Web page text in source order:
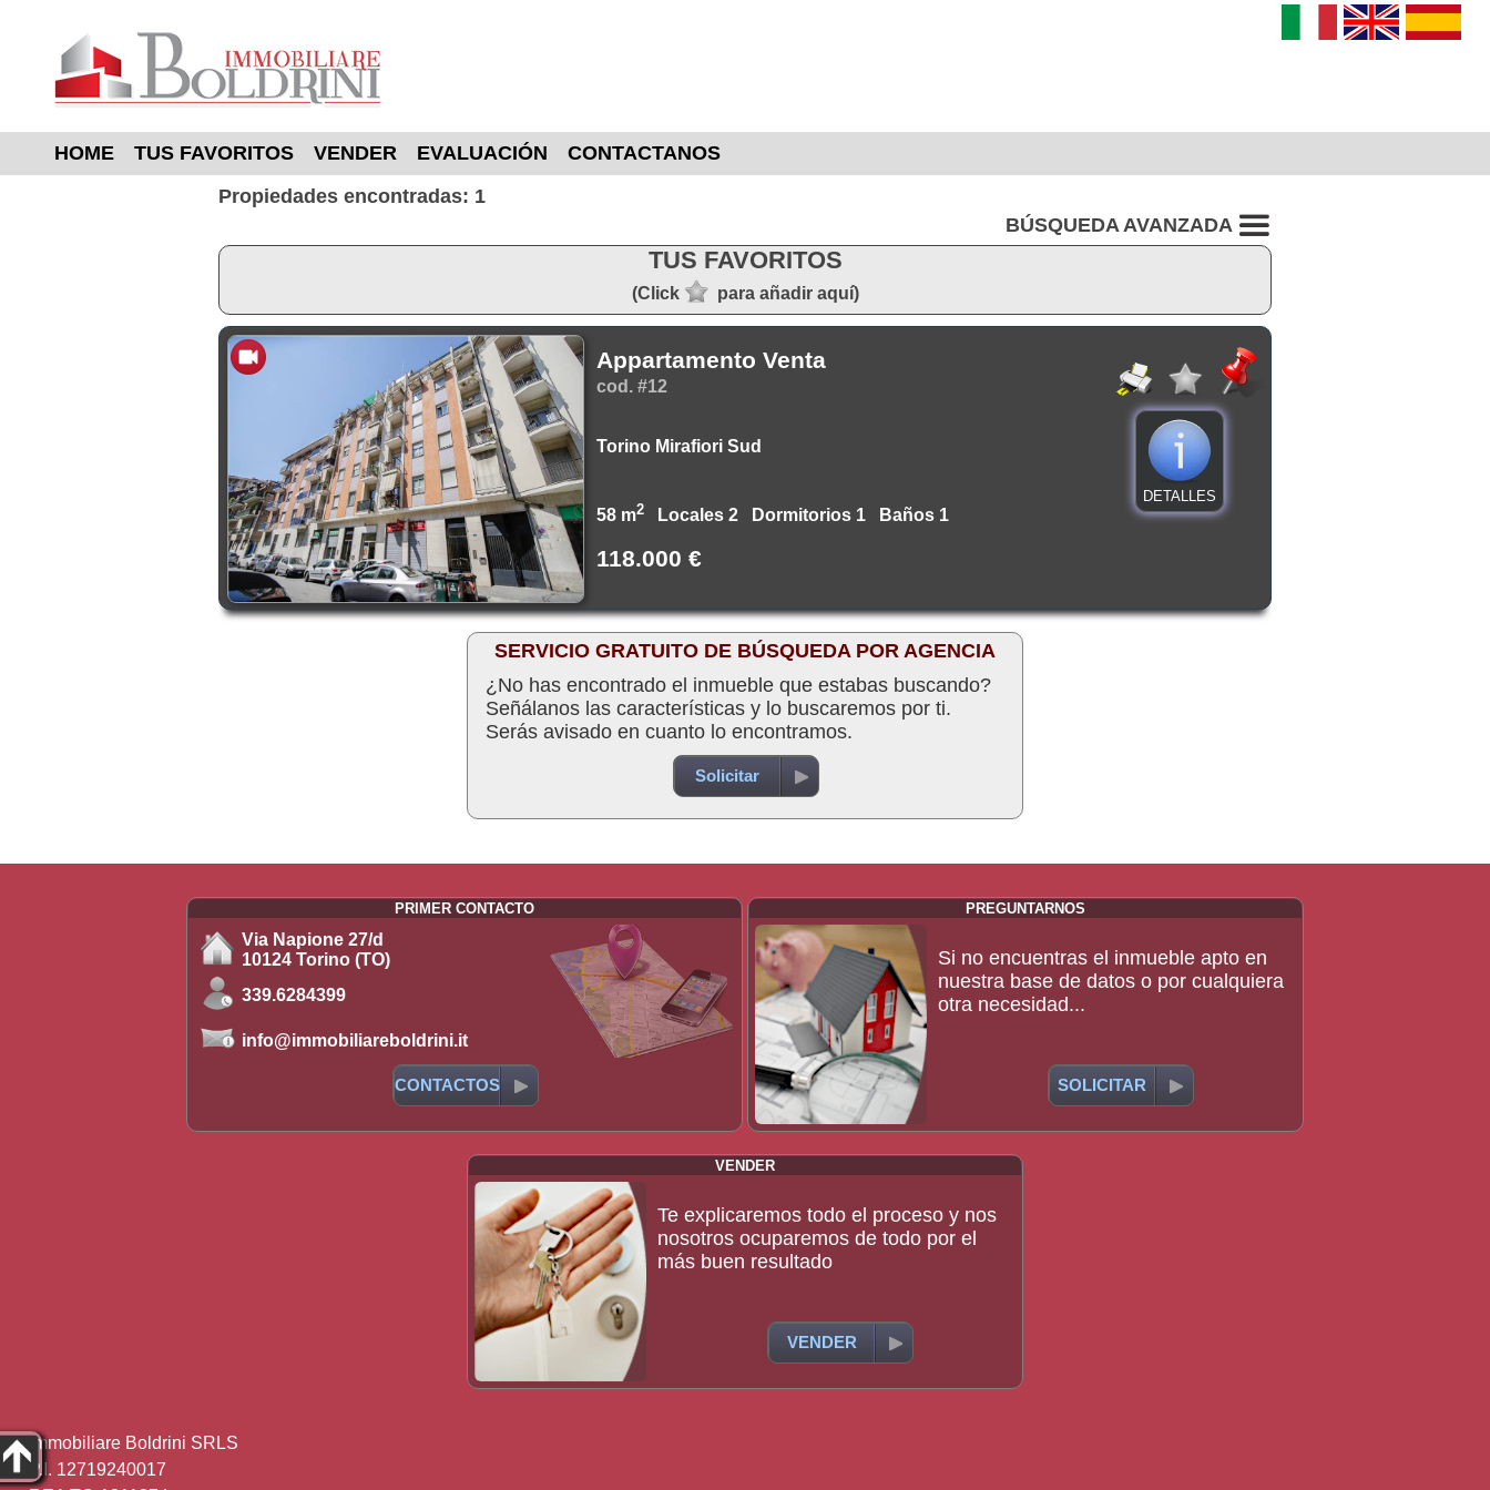
HOME TUS FAVORITOS VENDER EVALUACIÓN
CONTACTANOS
Propiedades encontradas: 1
BÚSQUEDA AVANZADA
TUS FAVORITOS
(Click para añadir aquí)
Appartamento Venta
cod. #12
Torino Mirafiori Sud
58 m2 Locales 2 Dormitorios 1 Baños 1
118.000 €
DETALLES
SERVICIO GRATUITO DE BÚSQUEDA POR AGENCIA
¿No has encontrado el inmueble que estabas buscando?
Señálanos las características y lo buscaremos por ti.
Serás avisado en cuanto lo encontramos.
Solicitar
PRIMER CONTACTO
Via Napione 27/d
10124 Torino (TO)
339.6284399
info@immobiliareboldrini.it
CONTACTOS
PREGUNTARNOS
Si no encuentras el inmueble apto en
nuestra base de datos o por cualquiera
otra necesidad...
SOLICITAR
VENDER
Te explicaremos todo el proceso y nos
nosotros ocuparemos de todo por el
más buen resultado
VENDER
Immobiliare Boldrini SRLS
P.I. 12719240017